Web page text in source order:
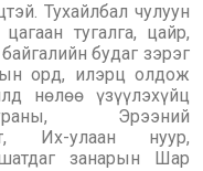
Тухайлбал чулуун
тугалга, цайр,
будаг зэрэг
орд, илэрц олдож
нөлөө үзүүлэхүйц
Эрээний
Их-улаан нуур,
занарын Шар